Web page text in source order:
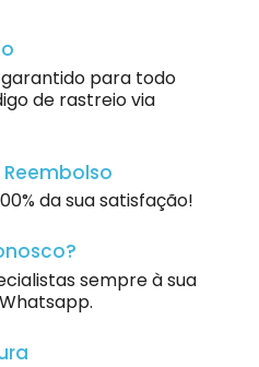
garantido para todo
de rastreio via
da sua satisfação!
sempre à sua